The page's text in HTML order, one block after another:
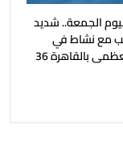
الجمعة.. شديد
مع نشاط في
بالقاهرة 36